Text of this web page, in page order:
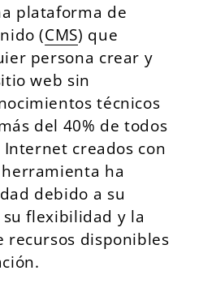
plataforma de
(CMS) que
persona crear y
web sin
técnicos
del 40% de todos
creados con
ha
debido a su
flexibilidad y la
recursos disponibles